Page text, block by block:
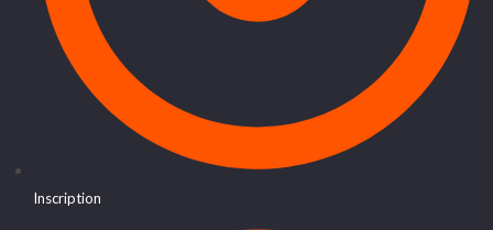
Inscription